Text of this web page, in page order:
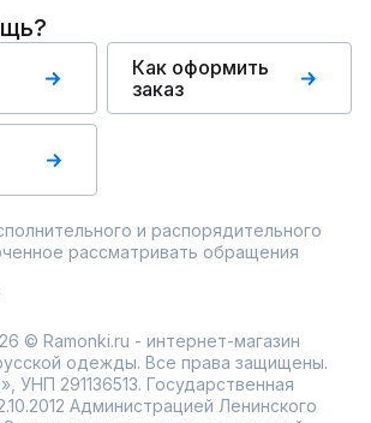
Как оформить
заказ
и распорядительного
рассматривать обращения
© Ramonki.ru - интернет-магазин
одежды. Все права защищены.
УНП 291136513. Государственная
Администрацией Ленинского